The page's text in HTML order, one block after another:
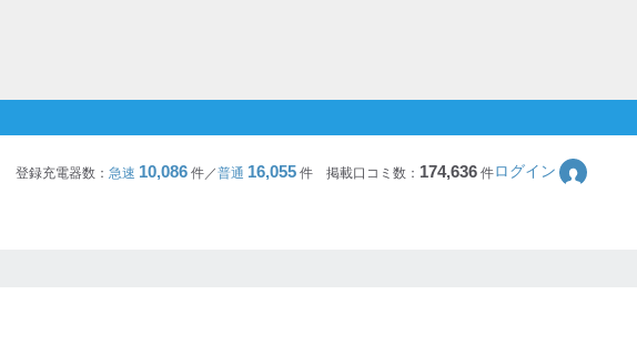
登録充電器数： 急速 10,086 件／普通 16,055 件 掲載口コミ数： 174,636件ログイン